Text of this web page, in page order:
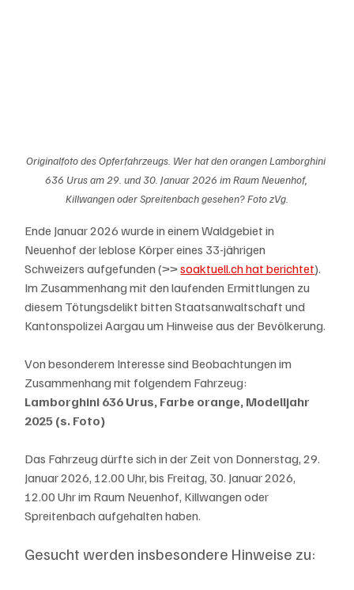
Originalfoto des Opferfahrzeugs. Wer hat den orangen Lamborghini
636 Urus am 29. und 30. Januar 2026 im Raum Neuenhof,
Killwangen oder Spreitenbach gesehen? Foto zVg.
Ende Januar 2026 wurde in einem Waldgebiet in
Neuenhof der leblose Körper eines 33-jährigen
Schweizers aufgefunden (>> soaktuell.ch hat berichtet).
Im Zusammenhang mit den laufenden Ermittlungen zu
diesem Tötungsdelikt bitten Staatsanwaltschaft und
Kantonspolizei Aargau um Hinweise aus der Bevölkerung.
Von besonderem Interesse sind Beobachtungen im
Zusammenhang mit folgendem Fahrzeug:
Lamborghini 636 Urus, Farbe orange, Modelljahr
2025 (s. Foto)
Das Fahrzeug dürfte sich in der Zeit von Donnerstag, 29.
Januar 2026, 12.00 Uhr, bis Freitag, 30. Januar 2026,
12.00 Uhr im Raum Neuenhof, Killwangen oder
Spreitenbach aufgehalten haben.
Gesucht werden insbesondere Hinweise zu: